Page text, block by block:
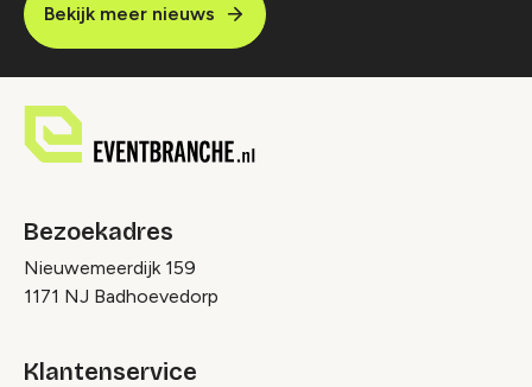
Bekijk meer nieuws
Bezoekadres
Nieuwemeerdijk 159
1171 NJ Badhoevedorp
Klantenservice